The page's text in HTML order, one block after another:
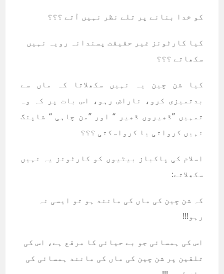
کو خدا بنانے پر تلے نظر نہیں آتے ؟؟؟
کیا کارٹونز غیر حقیقت پسندانہ رویہ نہیں
سکھاتے ؟؟؟
کیا شن چین یہ نہیں سکھلاتا کہ ماں سے
بدتمیزی کرو، ناراض رہو، اس بات پر کہ وہ
تمہیں ’’ڈھیروں ڈھیر ‘‘ اور ’’من چاہی ‘‘ شاپنگ
نہیں کرواتی یا کرواسکتی ؟؟؟
اسلام کی پاکباز بیٹیوں کو کارٹونز یہ نہیں
سکھلاتے:
کہ شن چین کی ماں کی مانند ہو تو ایسی نہ
رہو!!!
اس کی ہمسائی جو بے حیائی کا مرقع ہے، اس کی
تلقین پر شن چین کی ماں کی مانند ہمسائی کی